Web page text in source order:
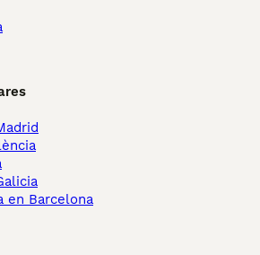
en Barcelona